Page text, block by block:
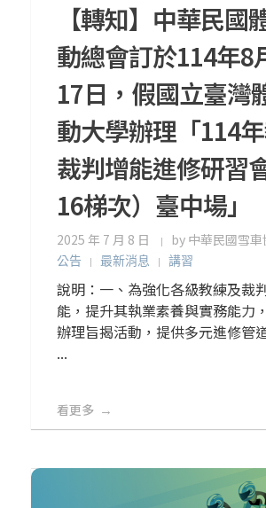
【轉知】中華民國
動總會訂於114年8
17日，假國立臺灣
動大學辦理「114
裁判增能進修研習
16梯次）臺中場」
2025 年 7 月 8 日 by 中華民國雪車
公告 最新消息 講習
說明：一、為強化各級教練及裁
能，提升其執業素養與實務能力
辦理旨揭活動，提供多元進修管
...
看更多